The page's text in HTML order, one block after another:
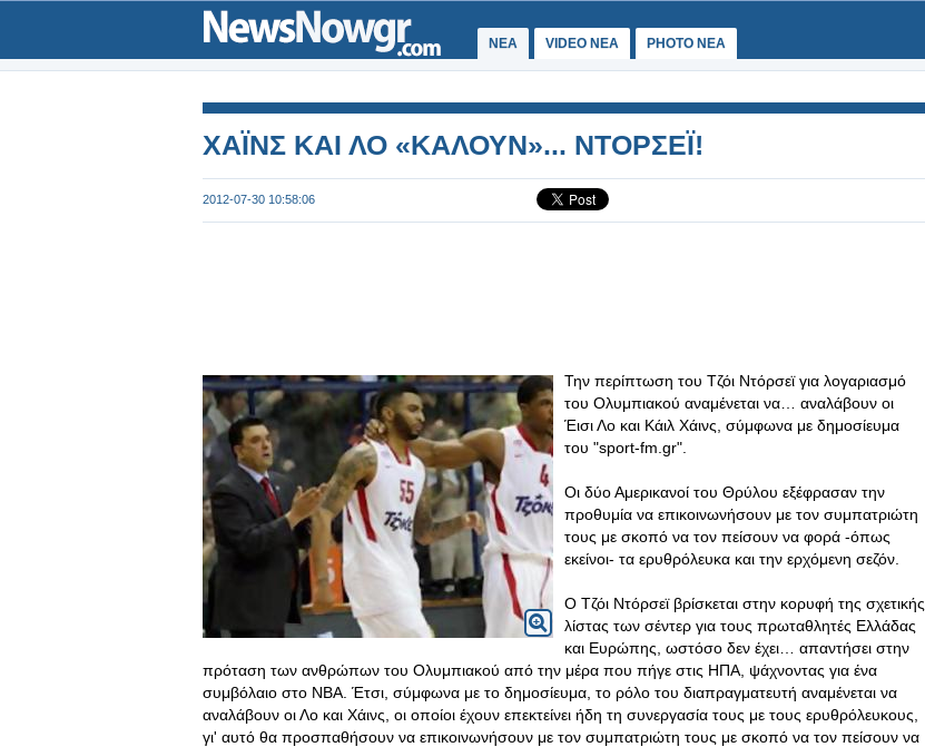
ΝΕΑ VIDEO NEA PHOTO NEA
ΧΑΪΝΣ ΚΑΙ ΛΟ «ΚΑΛΟΥΝ»... ΝΤΟΡΣΕΪ!
2012-07-30 10:58:06
Την περίπτωση του Τζόι Ντόρσεϊ για λογαριασμό
του Ολυμπιακού αναμένεται να… αναλάβουν οι
Έισι Λο και Κάιλ Χάινς, σύμφωνα με δημοσίευμα
του "sport-fm.gr".
Οι δύο Αμερικανοί του Θρύλου εξέφρασαν την
προθυμία να επικοινωνήσουν με τον συμπατριώτη
τους με σκοπό να τον πείσουν να φορά -όπως
εκείνοι- τα ερυθρόλευκα και την ερχόμενη σεζόν.
Ο Τζόι Ντόρσεϊ βρίσκεται στην κορυφή της σχετικής
λίστας των σέντερ για τους πρωταθλητές Ελλάδας
και Ευρώπης, ωστόσο δεν έχει… απαντήσει στην
πρόταση των ανθρώπων του Ολυμπιακού από την μέρα που πήγε στις ΗΠΑ, ψάχνοντας για ένα
συμβόλαιο στο NBA. Έτσι, σύμφωνα με το δημοσίευμα, το ρόλο του διαπραγματευτή αναμένεται να
αναλάβουν οι Λο και Χάινς, οι οποίοι έχουν επεκτείνει ήδη τη συνεργασία τους με τους ερυθρόλευκους,
γι' αυτό θα προσπαθήσουν να επικοινωνήσουν με τον συμπατριώτη τους με σκοπό να τον πείσουν να